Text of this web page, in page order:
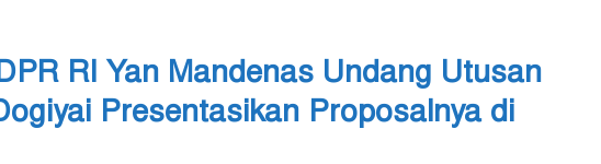
RI Yan Mandenas Undang Utusan
Presentasikan Proposalnya di